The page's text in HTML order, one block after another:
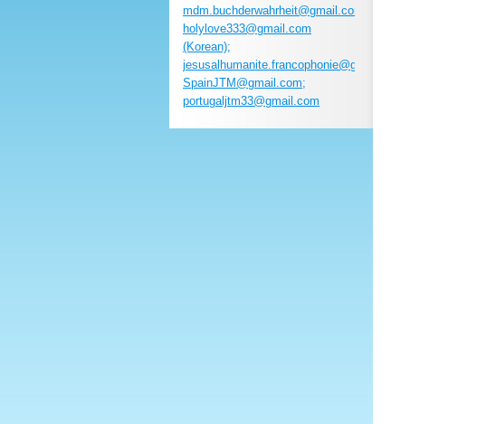
mdm.buchderwahrheit@gmail.com;
holylove333@gmail.com
(Korean);
jesusalhumanite.francophonie@gmail.com;
SpainJTM@gmail.com;
portugaljtm33@gmail.com